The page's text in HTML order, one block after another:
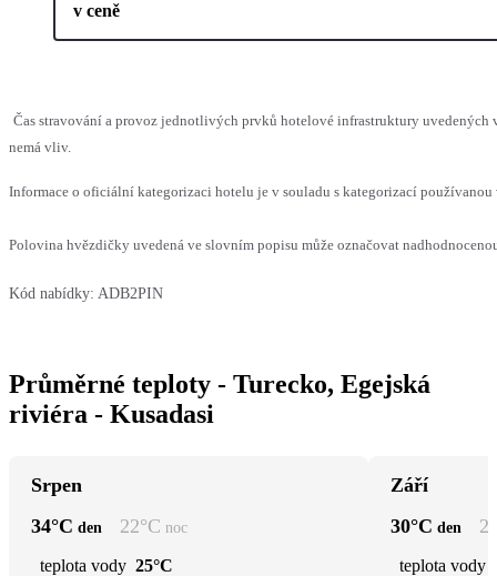
v ceně
Čas stravování a provoz jednotlivých prvků hotelové infrastruktury uvedených
nemá vliv.
Informace o oficiální kategorizaci hotelu je v souladu s kategorizací
Polovina hvězdičky uvedená ve slovním popisu může označovat
Kód nabídky: ADB2PIN
Průměrné teploty - Turecko, Egejská
riviéra - Kusadasi
Srpen
34°C den 22°C noc
teplota vody 25°C
Září
30°C den
teplota vody